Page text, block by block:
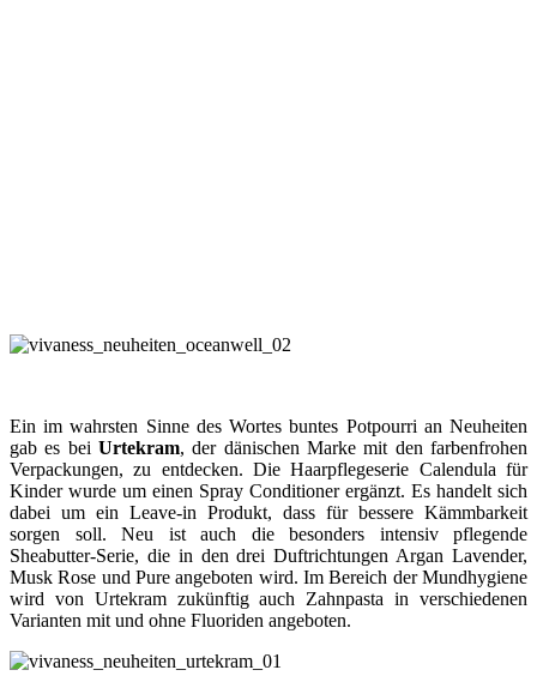
die kommenden Neuerscheinungen erfahren wollt, dann schaut auch
mal bei meinen Blogger-Kolleginnen vorbei:
➔ Mrs. Mohntag: kleiner Rückblick auf die Vivaness und Biofach
➔ Pretty Green Woman: Mein Besuch auf der Vivaness 2015
➔ Pink & Coral: Meine Highlights der Vivaness 2015
➔ Frau Wuselig:Erster Rückblick zur Vivaness 2015
➔ Herbs & Flowers:Vivaness 2015 – alte Bekannte und neue
Entdeckungen (Teil 1)
➔ Nixenhaar: Auf der Vivaness 2015: Meine Highlights
➔ Sonnensprossen:Vivaness 2015 – Marken und Produkte an Tag
1
➔ Beautyjungle: Vivaness 2015
➔ Anitas Welt:
➔ Ohnemit:Vivaness 2015 im Schnelldurchlauf Teil 1